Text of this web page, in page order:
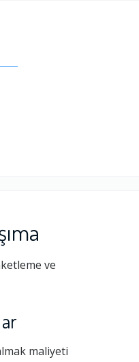
ve
maliyeti